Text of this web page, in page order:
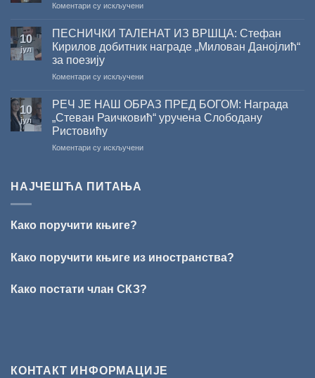
Коментари су искљученина
Сали
одржано
уручење
„Стеван
Раичковић”
10
јул
ПЕСНИЧКИ ТАЛЕНАТ ИЗ ВРШЦА: Стефан
Кирилов добитник награде „Милован Данојлић“
за поезију
Коментари су искљученина
ТАЛЕНАТ
ИЗ
ВРШЦА:
Кирилов
10
јул
РЕЧ ЈЕ НАШ ОБРАЗ ПРЕД БОГОМ: Награда
„Стеван Раичковић“ уручена Слободану
Ристовићу
Коментари су искљученина
Раичковић“
Ристовићу
НАЈЧЕШЋА ПИТАЊА
Како поручити књиге?
Како поручити књиге из иностранства?
Како постати члан СКЗ?
КОНТАКТ ИНФОРМАЦИЈЕ